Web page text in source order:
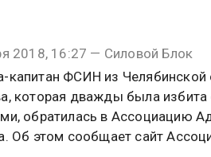
2018, 16:27 — Силовой Блок
капитан ФСИН из Челябинской
которая дважды была избита
обратилась в Ассоциацию
Об этом сообщает сайт